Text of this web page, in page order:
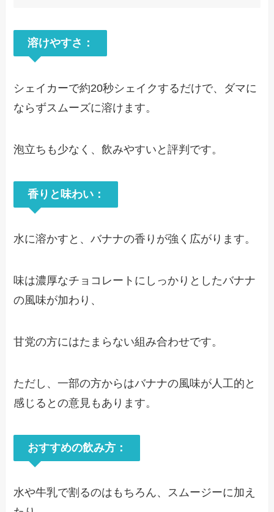
溶けやすさ：
シェイカーで約20秒シェイクするだけで、ダマに
ならずスムーズに溶けます。
泡立ちも少なく、飲みやすいと評判です。
香りと味わい：
水に溶かすと、バナナの香りが強く広がります。
味は濃厚なチョコレートにしっかりとしたバナナ
の風味が加わり、
甘党の方にはたまらない組み合わせです。
ただし、一部の方からはバナナの風味が人工的と
感じるとの意見もあります。
おすすめの飲み方：
水や牛乳で割るのはもちろん、スムージーに加え